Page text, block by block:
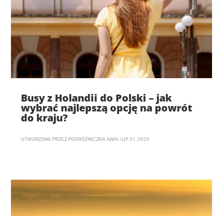
Busy z Holandii do Polski – jak
wybrać najlepszą opcję na powrót
do kraju?
UTWORZONE PRZEZ PODRÓŻNICZKA ANIA LIP 31, 2025